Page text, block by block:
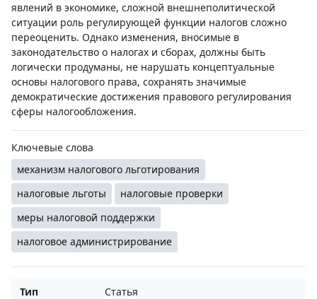
явлений в экономике, сложной внешнеполитической
ситуации роль регулирующей функции налогов сложно
переоценить. Однако изменения, вносимые в
законодательство о налогах и сборах, должны быть
логически продуманы, не нарушать концептуальные
основы налогового права, сохранять значимые
демократические достижения правового регулирования
сферы налогообложения.
Ключевые слова
механизм налогового льготирования
налоговые льготы
налоговые проверки
меры налоговой поддержки
налоговое администрирование
Тип
Статья